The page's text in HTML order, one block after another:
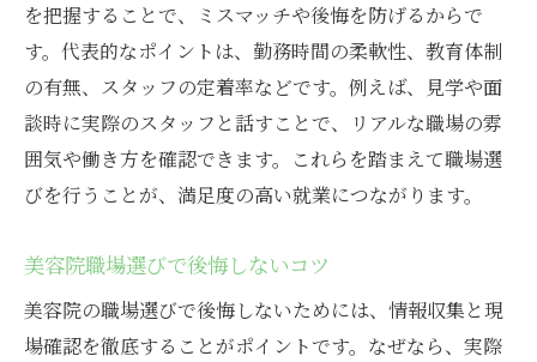
を把握することで、ミスマッチや後悔を防げるからで
す。代表的なポイントは、勤務時間の柔軟性、教育体制
の有無、スタッフの定着率などです。例えば、見学や面
談時に実際のスタッフと話すことで、リアルな職場の雰
囲気や働き方を確認できます。これらを踏まえて職場選
びを行うことが、満足度の高い就業につながります。
美容院職場選びで後悔しないコツ
美容院の職場選びで後悔しないためには、情報収集と現
場確認を徹底することがポイントです。なぜなら、実際